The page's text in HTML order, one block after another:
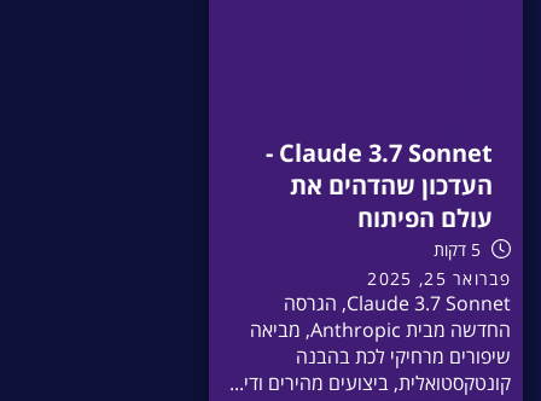
Claude 3.7 Sonnet -
העדכון שהדהים את
עולם הפיתוח
5 דקות
פברואר 25, 2025
Claude 3.7 Sonnet, הגרסה
החדשה מבית Anthropic, מביאה
שיפורים מרחיקי לכת בהבנה
קונטקסטואלית, ביצועים מהירים ודי...